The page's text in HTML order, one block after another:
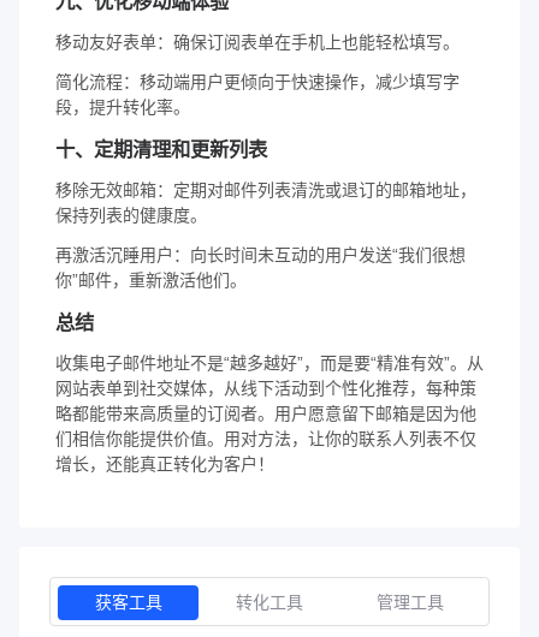
移动友好表单：确保订阅表单在手机上也能轻松填写。
简化流程：移动端用户更倾向于快速操作，减少填写字
段，提升转化率。
十、定期清理和更新列表
移除无效邮箱：定期对邮件列表清洗或退订的邮箱地址，
保持列表的健康度。
再激活沉睡用户：向长时间未互动的用户发送“我们很想
你”邮件，重新激活他们。
总结
收集电子邮件地址不是“越多越好”，而是要“精准有效”。从
网站表单到社交媒体，从线下活动到个性化推荐，每种策
略都能带来高质量的订阅者。用户愿意留下邮箱是因为他
们相信你能提供价值。用对方法，让你的联系人列表不仅
增长，还能真正转化为客户！
获客工具 转化工具 管理工具